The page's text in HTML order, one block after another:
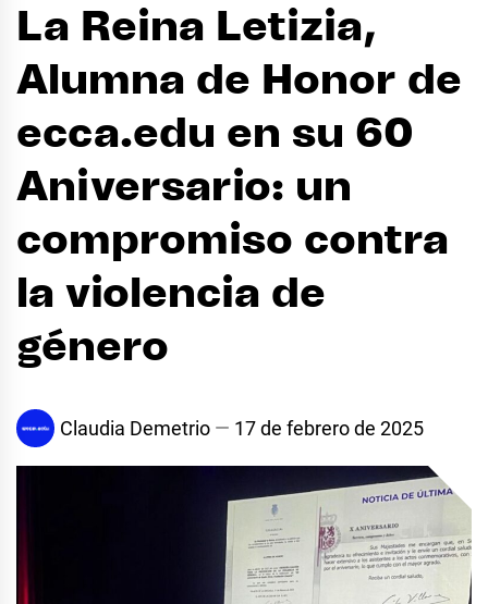
La Reina Letizia,
Alumna de Honor de
ecca.edu en su 60
Aniversario: un
compromiso contra
la violencia de
género
Claudia Demetrio 17 de febrero de 2025